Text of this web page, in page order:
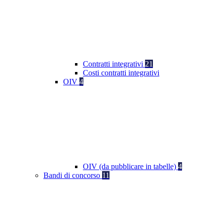
Contratti integrativi 21
Costi contratti integrativi
OIV 4
OIV (da pubblicare in tabelle) 4
Bandi di concorso 11